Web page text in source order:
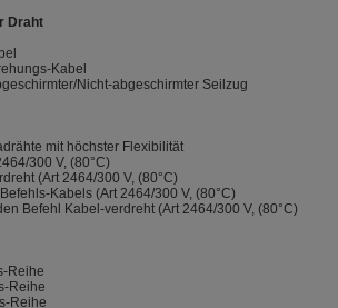
Draht
Kabel
Nicht-abgeschirmter Seilzug
mit höchster Flexibilität
300 V, (80°C)
(Art 2464/300 V, (80°C)
Kabels (Art 2464/300 V, (80°C)
Befehl Kabel-verdreht (Art 2464/300 V, (80°C)
Reihe
Reihe
Reihe